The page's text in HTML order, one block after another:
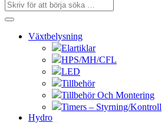
Växtbelysning
Elartiklar
HPS/MH/CFL
LED
Tillbehör
Tillbehör Och Montering
Timers – Styrning/Kontroll
Hydro